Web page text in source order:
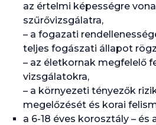
az értelmi képességre
szűrővizsgálatra,
– a fogazati
teljes fogászati állapot
– az életkornak megfelelő
vizsgálatokra,
– a környezeti tényezők
megelőzését és korai
a 6-18 éves korosztály –